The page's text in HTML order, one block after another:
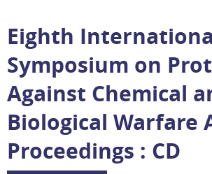
Eighth
Symposium on
Against Chemical
Biological Warfare
Proceedings : CD